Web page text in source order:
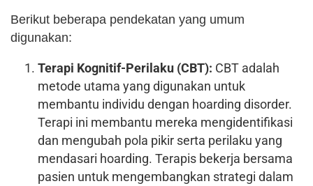
Berikut beberapa pendekatan yang umum
digunakan:
Terapi Kognitif-Perilaku (CBT): CBT adalah
metode utama yang digunakan untuk
membantu individu dengan hoarding disorder.
Terapi ini membantu mereka mengidentifikasi
dan mengubah pola pikir serta perilaku yang
mendasari hoarding. Terapis bekerja bersama
pasien untuk mengembangkan strategi dalam